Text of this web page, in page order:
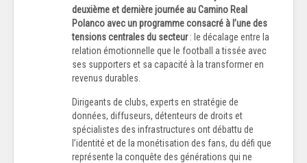
deuxième et dernière journée au Camino Real
Polanco avec un programme consacré à l’une des
tensions centrales du secteur: le décalage entre la
relation émotionnelle que le football a tissée avec
ses supporters et sa capacité à la transformer en
revenus durables.
Dirigeants de clubs, experts en stratégie de
données, diffuseurs, détenteurs de droits et
spécialistes des infrastructures ont débattu de
l’identité et de la monétisation des fans, du défi que
représente la conquête des générations qui ne